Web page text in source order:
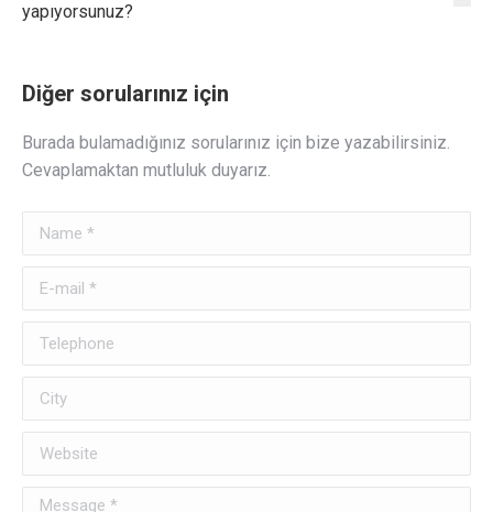
yapıyorsunuz?
Diğer sorularınız için
Burada bulamadığınız sorularınız için bize yazabilirsiniz.
Cevaplamaktan mutluluk duyarız.
Name *
E-mail *
Telephone
City
Website
Message *